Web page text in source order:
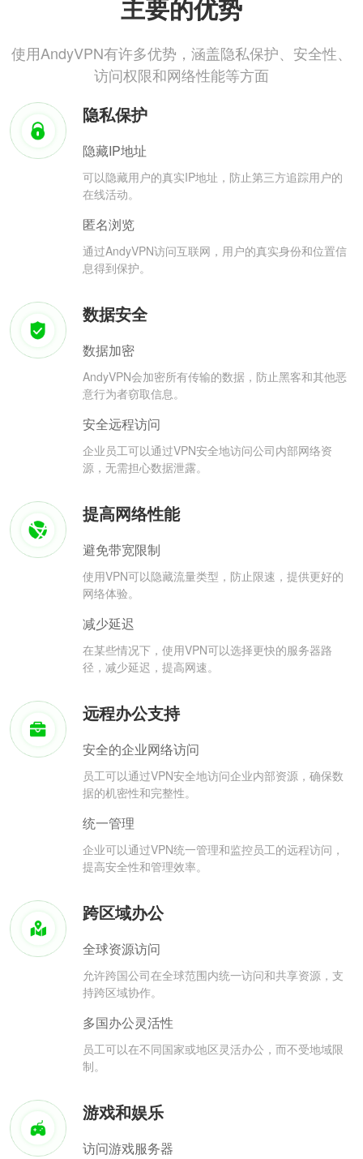
主要的优势
使用AndyVPN有许多优势，涵盖隐私保护、安全性、
访问权限和网络性能等方面
隐私保护
隐藏IP地址
可以隐藏用户的真实IP地址，防止第三方追踪用户的
在线活动。
匿名浏览
通过AndyVPN访问互联网，用户的真实身份和位置信
息得到保护。
数据安全
数据加密
AndyVPN会加密所有传输的数据，防止黑客和其他恶
意行为者窃取信息。
安全远程访问
企业员工可以通过VPN安全地访问公司内部网络资
源，无需担心数据泄露。
提高网络性能
避免带宽限制
使用VPN可以隐藏流量类型，防止限速，提供更好的
网络体验。
减少延迟
在某些情况下，使用VPN可以选择更快的服务器路
径，减少延迟，提高网速。
远程办公支持
安全的企业网络访问
员工可以通过VPN安全地访问企业内部资源，确保数
据的机密性和完整性。
统一管理
企业可以通过VPN统一管理和监控员工的远程访问，
提高安全性和管理效率。
跨区域办公
全球资源访问
允许跨国公司在全球范围内统一访问和共享资源，支
持跨区域协作。
多国办公灵活性
员工可以在不同国家或地区灵活办公，而不受地域限
制。
游戏和娱乐
访问游戏服务器